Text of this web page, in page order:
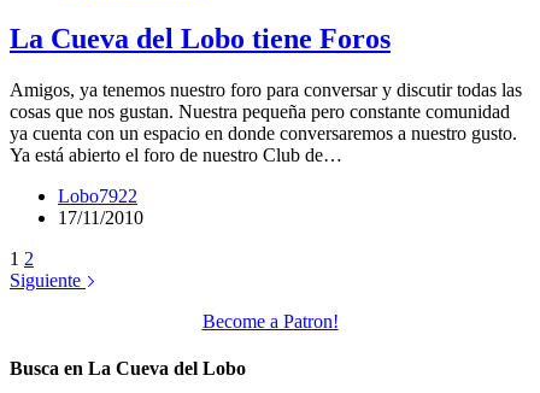
La Cueva del Lobo tiene Foros
Amigos, ya tenemos nuestro foro para conversar y discutir todas las
cosas que nos gustan. Nuestra pequeña pero constante comunidad
ya cuenta con un espacio en donde conversaremos a nuestro gusto.
Ya está abierto el foro de nuestro Club de…
Lobo7922
17/11/2010
1 2
Siguiente
Become a Patron!
Busca en La Cueva del Lobo